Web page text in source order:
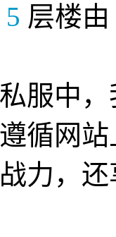
5 层楼由
服中
循网
力，